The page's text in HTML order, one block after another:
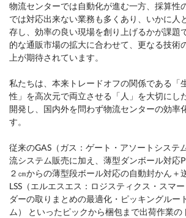
物流センターでは自動化が進む一方、採算性
では対応出来ない業務も多くあり、いかに人
存し、効率の良い現場を創り上げるかが課題
的な通販市場の拡⼤に合わせて、更なる技術
上が期待されています。
私たちは、本来トレードオフの関係である「
性」を高次元で両立させる「人」を大切にし
開発し、国内外を問わず物流センターの効率
す。
従来のGAS（ガス：ゲート・アソートシステ
流システム販売に加え、薄型ダンボール対応
２㎝からの薄型段ボール対応の自動封かん＋
LSS（エルエスエス：ロジスティクス・スマ
ダーの取りまとめの最適化・ピッキングルー
ム） といったピックから梱包まで出荷作業